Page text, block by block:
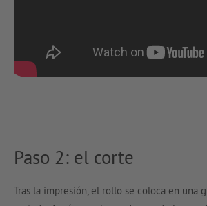
Paso 2: el corte
Tras la impresión, el rollo se coloca en una